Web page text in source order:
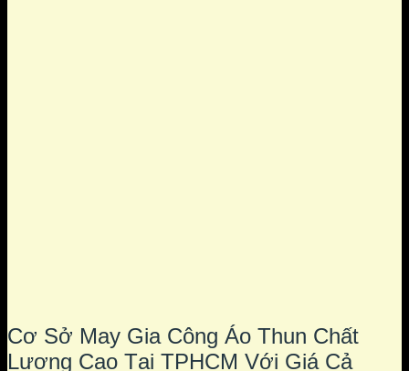
Cơ Sở May Gia Công Áo Thun Chất
Lượng Cao Tại TPHCM Với Giá Cả